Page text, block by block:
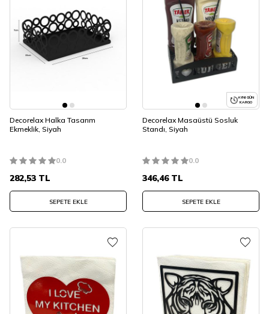
Decorelax Halka Tasarım
Ekmeklik, Siyah
0.0
282,53 TL
SEPETE EKLE
AYNI GÜN
KARGO
Decorelax Masaüstü Sosluk
Standı, Siyah
0.0
346,46TL
SEPETE EKLE